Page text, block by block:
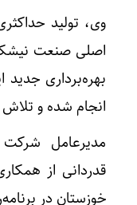
وی، تولید
اصلی صنعت
بهره‌برداری
انجام شده و
مدیرعامل
قدردانی از
خوزستان در